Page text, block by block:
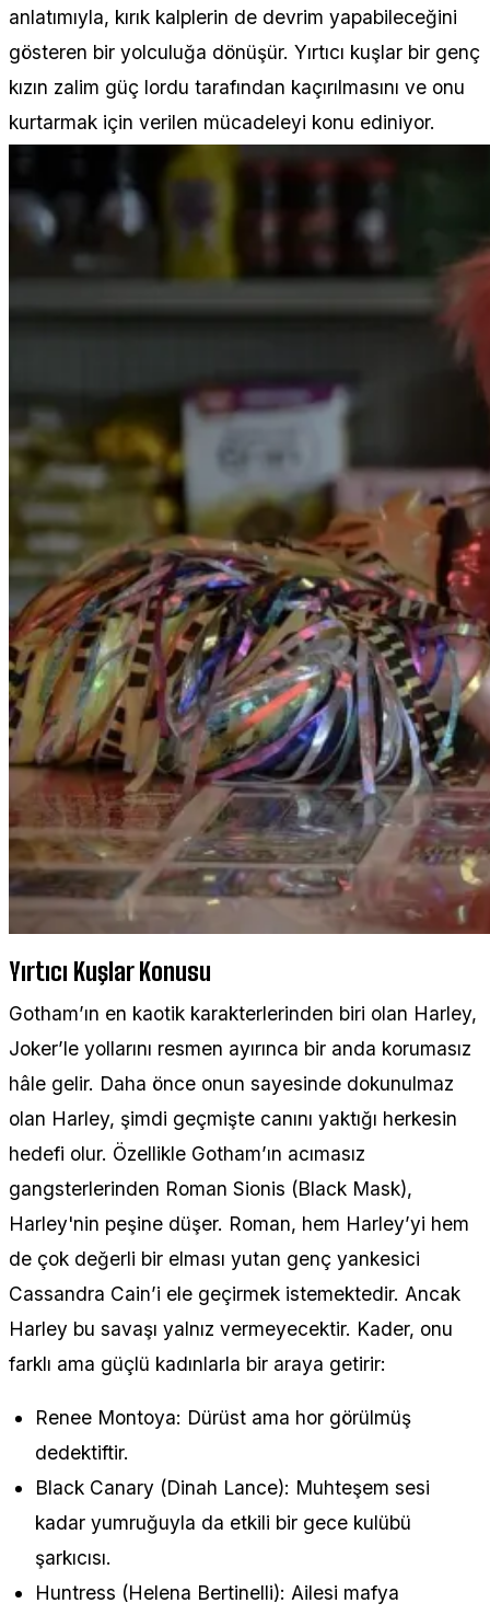
anlatımıyla, kırık kalplerin de devrim yapabileceğini
gösteren bir yolculuğa dönüşür. Yırtıcı kuşlar bir genç
kızın zalim güç lordu tarafından kaçırılmasını ve onu
kurtarmak için verilen mücadeleyi konu ediniyor.
Yırtıcı Kuşlar Konusu
Gotham’ın en kaotik karakterlerinden biri olan Harley,
Joker’le yollarını resmen ayırınca bir anda korumasız
hâle gelir. Daha önce onun sayesinde dokunulmaz
olan Harley, şimdi geçmişte canını yaktığı herkesin
hedefi olur. Özellikle Gotham’ın acımasız
gangsterlerinden Roman Sionis (Black Mask),
Harley'nin peşine düşer. Roman, hem Harley’yi hem
de çok değerli bir elması yutan genç yankesici
Cassandra Cain’i ele geçirmek istemektedir. Ancak
Harley bu savaşı yalnız vermeyecektir. Kader, onu
farklı ama güçlü kadınlarla bir araya getirir:
Renee Montoya: Dürüst ama hor görülmüş
dedektiftir.
Black Canary (Dinah Lance): Muhteşem sesi
kadar yumruğuyla da etkili bir gece kulübü
şarkıcısı.
Huntress (Helena Bertinelli): Ailesi mafya